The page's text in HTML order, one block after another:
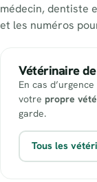
médecin, dentiste
et les numéros
Vétérinaire
En cas
votre propre
garde.
Tous les